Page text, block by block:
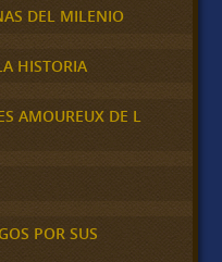
DEL MILENIO
HISTORIA
AMOUREUX DE L
POR SUS